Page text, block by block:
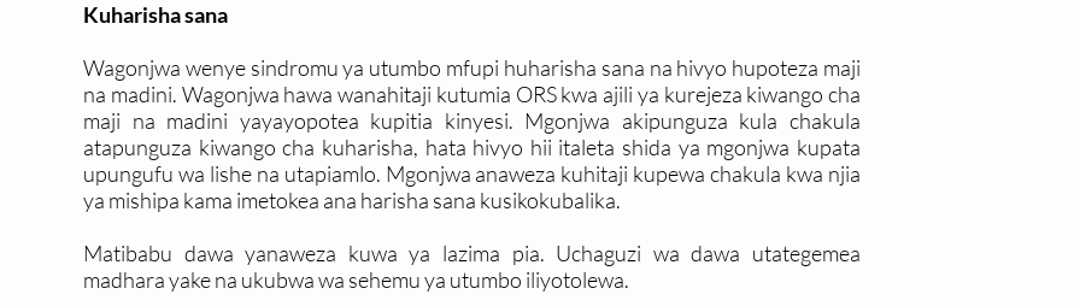
Kuharisha sana
Wagonjwa wenye sindromu ya utumbo mfupi huharisha sana na hivyo hupoteza maji
na madini. Wagonjwa hawa wanahitaji kutumia ORS kwa ajili ya kurejeza kiwango cha
maji na madini yayayopotea kupitia kinyesi. Mgonjwa akipunguza kula chakula
atapunguza kiwango cha kuharisha, hata hivyo hii italeta shida ya mgonjwa kupata
upungufu wa lishe na utapiamlo. Mgonjwa anaweza kuhitaji kupewa chakula kwa njia
ya mishipa kama imetokea ana harisha sana kusikokubalika.
Matibabu dawa yanaweza kuwa ya lazima pia. Uchaguzi wa dawa utategemea
madhara yake na ukubwa wa sehemu ya utumbo iliyotolewa.